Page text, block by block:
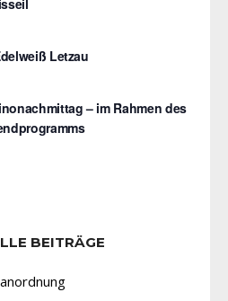
Letzau
– im Rahmen des
BEITRÄGE